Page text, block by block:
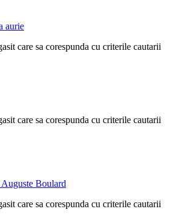
aurie
care sa corespunda cu criterile cautarii
care sa corespunda cu criterile cautarii
Auguste Boulard
care sa corespunda cu criterile cautarii